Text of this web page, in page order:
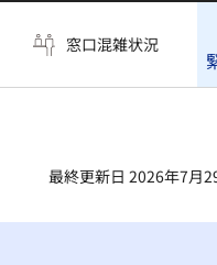
窓口混雑状況
最終更新日 2026年7月